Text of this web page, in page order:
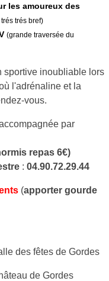
les amoureux des
trés bref)
(grande traversée du
sportive inoubliable lors
l'adrénaline et la
vous.
par
repas 6€)
: 04.90.72.29.44
(apporter gourde
des fêtes de Gordes
de Gordes